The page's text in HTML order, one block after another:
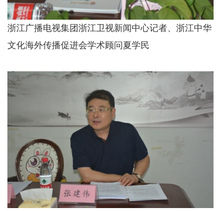
浙江广播电视集团浙江卫视新闻中心记者、浙江中华
文化海外传播促进会学术顾问夏学民